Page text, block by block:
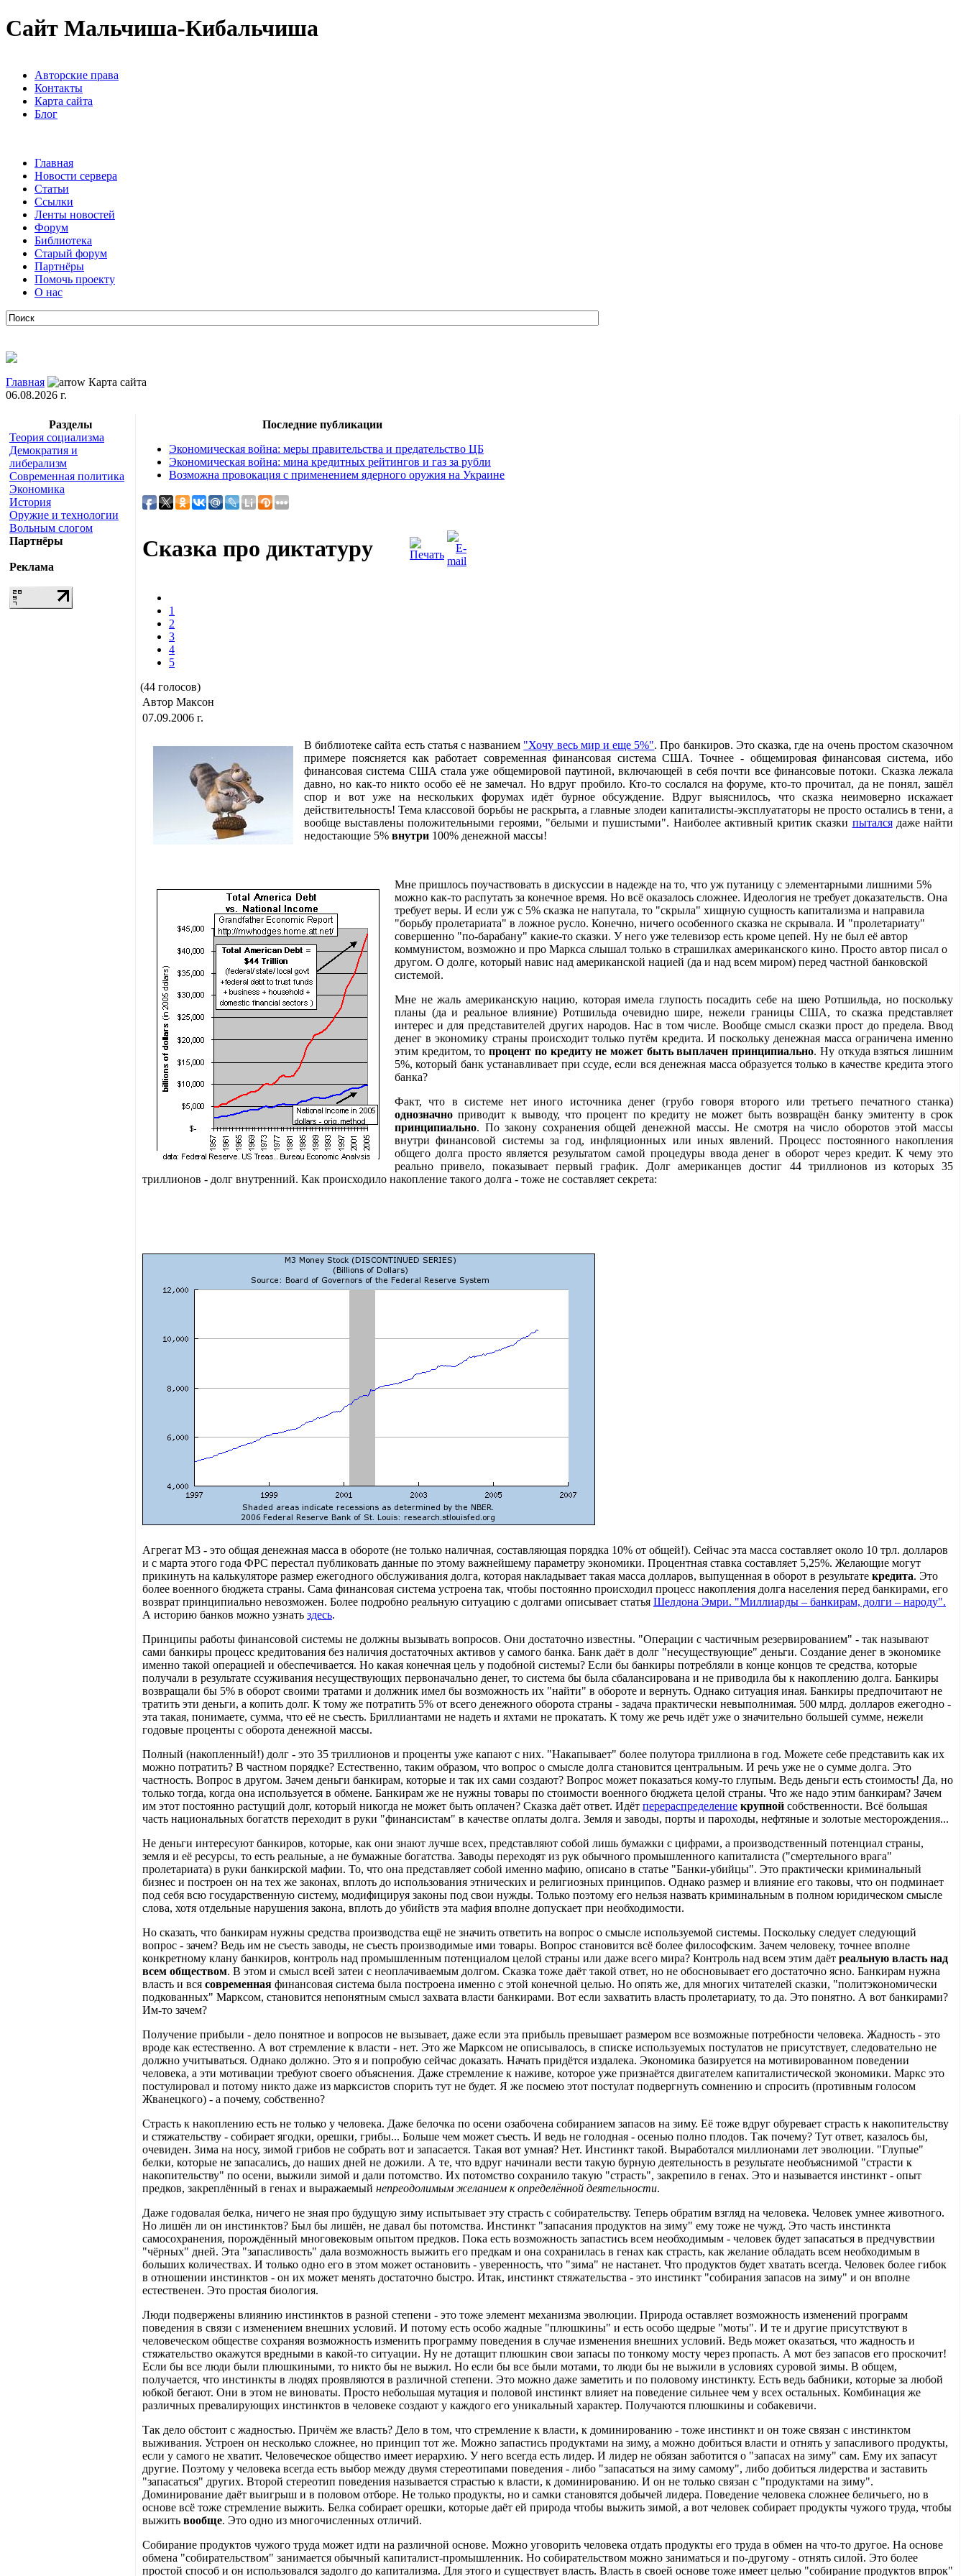
Сайт Мальчиша-Кибальчиша
Авторские права
Контакты
Карта сайта
Блог
Главная
Новости сервера
Статьи
Ссылки
Ленты новостей
Форум
Библиотека
Старый форум
Партнёры
Помочь проекту
О нас
Главная
Карта сайта
06.08.2026 г.
Разделы
Теория социализма
Демократия и
либерализм
Современная политика
Экономика
История
Оружие и технологии
Вольным слогом
Партнёры
Реклама
Последние публикации
Экономическая война: меры правительства и предательство ЦБ
Экономическая война: мина кредитных рейтингов и газ за рубли
Возможна провокация с применением ядерного оружия на Украине
Сказка про диктатуру
1
2
3
4
5
(44 голосов)
Автор Максон
07.09.2006 г.
В библиотеке сайта есть статья с названием "Хочу весь мир и еще 5%". Про банкиров. Это сказка, где на очень простом сказочном
примере поясняется как работает современная финансовая система США. Точнее - общемировая финансовая система, ибо
финансовая система США стала уже общемировой паутиной, включающей в себя почти все финансовые потоки. Сказка лежала
давно, но как-то никто особо её не замечал. Но вдруг пробило. Кто-то сослался на форуме, кто-то прочитал, да не понял, зашёл
спор и вот уже на нескольких форумах идёт бурное обсуждение. Вдруг выяснилось, что сказка неимоверно искажает
действительность! Тема классовой борьбы не раскрыта, а главные злодеи капиталисты-эксплуататоры не просто остались в тени, а
вообще выставлены положительными героями, "белыми и пушистыми". Наиболее активный критик сказки пыталсядаже найти
недостающие 5% внутри 100% денежной массы!
Мне пришлось поучаствовать в дискуссии в надежде на то, что уж путаницу с элементарными лишними 5%
можно как-то распутать за конечное время. Но всё оказалось сложнее. Идеология не требует доказательств. Она
требует веры. И если уж с 5% сказка не напутала, то "скрыла" хищную сущность капитализма и направила
"борьбу пролетариата" в ложное русло. Конечно, ничего особенного сказка не скрывала. И "пролетариату"
совершенно "по-барабану" какие-то сказки. У него уже телевизор есть кроме цепей. Ну не был её автор
коммунистом, возможно и про Маркса слышал только в страшилках американского кино. Просто автор писал о
другом. О долге, который навис над американской нацией (да и над всем миром) перед частной банковской
системой.
Мне не жаль американскую нацию, которая имела глупость посадить себе на шею Ротшильда, но поскольку
планы (да и реальное влияние) Ротшильда очевидно шире, нежели границы США, то сказка представляет
интерес и для представителей других народов. Нас в том числе. Вообще смысл сказки прост до предела. Ввод
денег в экономику страны происходит только путём кредита. И поскольку денежная масса ограничена именно
этим кредитом, топроцент по кредиту не может быть выплачен принципиально. Ну откуда взяться лишним
5%, который банк устанавливает при ссуде, если вся денежная масса образуется только в качестве кредита этого
банка?
Факт, что в системе нет иного источника денег (грубо говоря второго или третьего печатного станка)
однозначно приводит к выводу, что процент по кредиту не может быть возвращён банку эмитенту в срок
принципиально. По закону сохранения общей денежной массы. Не смотря на число оборотов этой массы
внутри финансовой системы за год, инфляционных или иных явлений. Процесс постоянного накопления
общего долга просто является результатом самой процедуры ввода денег в оборот через кредит. К чему это
реально привело, показывает первый график. Долг американцев достиг 44 триллионов из которых 35
триллионов - долг внутренний. Как происходило накопление такого долга - тоже не составляет секрета:
Агрегат М3 - это общая денежная масса в обороте (не только наличная, составляющая порядка 10% от общей!). Сейчас эта масса составляет около 10 трл. долларов
и с марта этого года ФРС перестал публиковать данные по этому важнейшему параметру экономики. Процентная ставка составляет 5,25%. Желающие могут
прикинуть на калькуляторе размер ежегодного обслуживания долга, которая накладывает такая масса долларов, выпущенная в оборот в результате кредита. Это
более военного бюджета страны. Сама финансовая система устроена так, чтобы постоянно происходил процесс накопления долга населения перед банкирами, его
возврат принципиально невозможен. Более подробно реальную ситуацию с долгами описывает статья Шелдона Эмри. "Миллиарды – банкирам, долги – народу".
А историю банков можно узнать здесь.
Принципы работы финансовой системы не должны вызывать вопросов. Они достаточно известны. "Операции с частичным резервированием" - так называют
сами банкиры процесс кредитования без наличия достаточных активов у самого банка. Банк даёт в долг "несуществующие" деньги. Создание денег в экономике
именно такой операцией и обеспечивается. Но какая конечная цель у подобной системы? Если бы банкиры потребляли в конце концов те средства, которые
получали в результате ссуживания несуществующих первоначально денег, то система бы была сбалансирована и не приводила бы к накоплению долга. Банкиры
возвращали бы 5% в оборот своими тратами и должник имел бы возможность их "найти" в обороте и вернуть. Однако ситуация иная. Банкиры предпочитают не
тратить эти деньги, а копить долг. К тому же потратить 5% от всего денежного оборота страны - задача практически невыполнимая. 500 млрд. долларов ежегодно -
эта такая, понимаете, сумма, что её не съесть. Бриллиантами не надеть и яхтами не прокатать. К тому же речь идёт уже о значительно большей сумме, нежели
годовые проценты с оборота денежной массы.
Полный (накопленный!) долг - это 35 триллионов и проценты уже капают с них. "Накапывает" более полутора триллиона в год. Можете себе представить как их
можно потратить? В частном порядке? Естественно, таким образом, что вопрос о смысле долга становится центральным. И речь уже не о сумме долга. Это
частность. Вопрос в другом. Зачем деньги банкирам, которые и так их сами создают? Вопрос может показаться кому-то глупым. Ведь деньги есть стоимость! Да, но
только тогда, когда она используется в обмене. Банкирам же не нужны товары по стоимости военного бюджета целой страны. Что же надо этим банкирам? Зачем
им этот постоянно растущий долг, который никогда не может быть оплачен? Сказка даёт ответ. Идёт перераспределение крупной собственности. Всё большая
часть национальных богатств переходит в руки "финансистам" в качестве оплаты долга. Земля и заводы, порты и пароходы, нефтяные и золотые месторождения...
Не деньги интересуют банкиров, которые, как они знают лучше всех, представляют собой лишь бумажки с цифрами, а производственный потенциал страны,
земля и её ресурсы, то есть реальные, а не бумажные богатства. Заводы переходят из рук обычного промышленного капиталиста ("смертельного врага"
пролетариата) в руки банкирской мафии. То, что она представляет собой именно мафию, описано в статье "Банки-убийцы". Это практически криминальный
бизнес и построен он на тех же законах, вплоть до использования этнических и религиозных принципов. Однако размер и влияние его таковы, что он подминает
под себя всю государственную систему, модифицируя законы под свои нужды. Только поэтому его нельзя назвать криминальным в полном юридическом смысле
слова, хотя отдельные нарушения закона, вплоть до убийств эта мафия вполне допускает при необходимости.
Но сказать, что банкирам нужны средства производства ещё не значить ответить на вопрос о смысле используемой системы. Поскольку следует следующий
вопрос - зачем? Ведь им не съесть заводы, не съесть производимые ими товары. Вопрос становится всё более философским. Зачем человеку, точнее вполне
конкретному клану банкиров, контроль над промышленным потенциалом целой страны или даже всего мира? Контроль над всем этим даёт реальную власть над
всем обществом. В этом и смысл всей затеи с неоплачиваемым долгом. Сказка тоже даёт такой ответ, но не обосновывает его достаточно ясно. Банкирам нужна
власть и вся современная финансовая система была построена именно с этой конечной целью. Но опять же, для многих читателей сказки, "политэкономически
подкованных" Марксом, становится непонятным смысл захвата власти банкирами. Вот если захватить власть пролетариату, то да. Это понятно. А вот банкирами?
Им-то зачем?
Получение прибыли - дело понятное и вопросов не вызывает, даже если эта прибыль превышает размером все возможные потребности человека. Жадность - это
вроде как естественно. А вот стремление к власти - нет. Это же Марксом не описывалось, в списке используемых постулатов не присутствует, следовательно не
должно учитываться. Однако должно. Это я и попробую сейчас доказать. Начать придётся издалека. Экономика базируется на мотивированном поведении
человека, а эти мотивации требуют своего объяснения. Даже стремление к наживе, которое уже признаётся двигателем капиталистической экономики. Маркс это
постулировал и потому никто даже из марксистов спорить тут не будет. Я же посмею этот постулат подвергнуть сомнению и спросить (противным голосом
Жванецкого) - а почему, собственно?
Страсть к накоплению есть не только у человека. Даже белочка по осени озабочена собиранием запасов на зиму. Её тоже вдруг обуревает страсть к накопительству
и стяжательству - собирает ягодки, орешки, грибы... Больше чем может съесть. И ведь не голодная - осенью полно плодов. Так почему? Тут ответ, казалось бы,
очевиден. Зима на носу, зимой грибов не собрать вот и запасается. Такая вот умная? Нет. Инстинкт такой. Выработался миллионами лет эволюции. "Глупые"
белки, которые не запасались, до наших дней не дожили. А те, что вдруг начинали вести такую бурную деятельность в результате необъяснимой "страсти к
накопительству" по осени, выжили зимой и дали потомство. Их потомство сохранило такую "страсть", закрепило в генах. Это и называется инстинкт - опыт
предков, закреплённый в генах и выражаемый непреодолимым желанием к определённой деятельности.
Даже годовалая белка, ничего не зная про будущую зиму испытывает эту страсть с собирательству. Теперь обратим взгляд на человека. Человек умнее животного.
Но лишён ли он инстинктов? Был бы лишён, не давал бы потомства. Инстинкт "запасания продуктов на зиму" ему тоже не чужд. Это часть инстинкта
самосохранения, порождённый многовековым опытом предков. Пока есть возможность запастись всем необходимым - человек будет запасаться в предчувствии
"чёрных" дней. Эта "запасливость" дала возможность выжить его предкам и она сохранилась в генах как страсть, как желание обладать всем необходимым в
больших количествах. И только одно его в этом может остановить - уверенность, что "зима" не настанет. Что продуктов будет хватать всегда. Человек более гибок
в отношении инстинктов - он их может менять достаточно быстро. Итак, инстинкт стяжательства - это инстинкт "собирания запасов на зиму" и он вполне
естественен. Это простая биология.
Люди подвержены влиянию инстинктов в разной степени - это тоже элемент механизма эволюции. Природа оставляет возможность изменений программ
поведения в связи с изменением внешних условий. И потому есть особо жадные "плюшкины" и есть особо щедрые "моты". И те и другие присутствуют в
человеческом обществе сохраняя возможность изменить программу поведения в случае изменения внешних условий. Ведь может оказаться, что жадность и
стяжательство окажутся вредными в какой-то ситуации. Ну не дотащит плюшкин свои запасы по тонкому мосту через пропасть. А мот без запасов его проскочит!
Если бы все люди были плюшкиными, то никто бы не выжил. Но если бы все были мотами, то люди бы не выжили в условиях суровой зимы. В общем,
получается, что инстинкты в людях проявляются в различной степени. Это можно даже заметить и по половому инстинкту. Есть ведь бабники, которые за любой
юбкой бегают. Они в этом не виноваты. Просто небольшая мутация и половой инстинкт влияет на поведение сильнее чем у всех остальных. Комбинация же
различных превалирующих инстинктов в человеке создают у каждого его уникальный характер. Получаются плюшкины и собакевичи.
Так дело обстоит с жадностью. Причём же власть? Дело в том, что стремление к власти, к доминированию - тоже инстинкт и он тоже связан с инстинктом
выживания. Устроен он несколько сложнее, но принцип тот же. Можно запастись продуктами на зиму, а можно добиться власти и отнять у запасливого продукты,
если у самого не хватит. Человеческое общество имеет иерархию. У него всегда есть лидер. И лидер не обязан заботится о "запасах на зиму" сам. Ему их запасут
другие. Поэтому у человека всегда есть выбор между двумя стереотипами поведения - либо "запасаться на зиму самому", либо добиться лидерства и заставить
"запасаться" других. Второй стереотип поведения называется страстью к власти, к доминированию. И он не только связан с "продуктами на зиму".
Доминирование даёт выигрыш и в половом отборе. Не только продукты, но и самки становятся добычей лидера. Поведение человека сложнее беличьего, но в
основе всё тоже стремление выжить. Белка собирает орешки, которые даёт ей природа чтобы выжить зимой, а вот человек собирает продукты чужого труда, чтобы
выжить вообще. Это одно из многочисленных отличий.
Собирание продуктов чужого труда может идти на различной основе. Можно уговорить человека отдать продукты его труда в обмен на что-то другое. На основе
обмена "собирательством" занимается обычный капиталист-промышленник. Но собирательством можно заниматься и по-другому - отнять силой. Это более
простой способ и он использовался задолго до капитализма. Для этого и существует власть. Власть в своей основе тоже имеет целью "собирание продуктов впрок"